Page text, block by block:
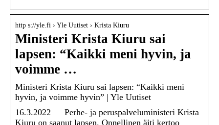
http s://yle.fi › Yle Uutiset › Krista Kiuru
Ministeri Krista Kiuru sai
lapsen: “Kaikki meni hyvin, ja
voimme …
Ministeri Krista Kiuru sai lapsen: “Kaikki meni
hyvin, ja voimme hyvin” | Yle Uutiset
16.3.2022 — Perhe- ja peruspalveluministeri Krista
Kiuru on saanut lapsen. Onnellinen äiti kertoo